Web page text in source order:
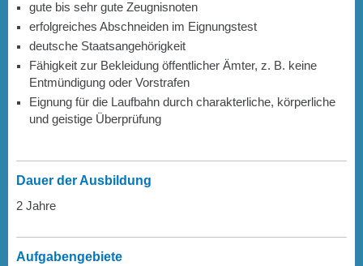
gute bis sehr gute Zeugnisnoten
erfolgreiches Abschneiden im Eignungstest
deutsche Staatsangehörigkeit
Fähigkeit zur Bekleidung öffentlicher Ämter, z. B. keine
Entmündigung oder Vorstrafen
Eignung für die Laufbahn durch charakterliche, körperliche
und geistige Überprüfung
Dauer der Ausbildung
2 Jahre
Aufgabengebiete